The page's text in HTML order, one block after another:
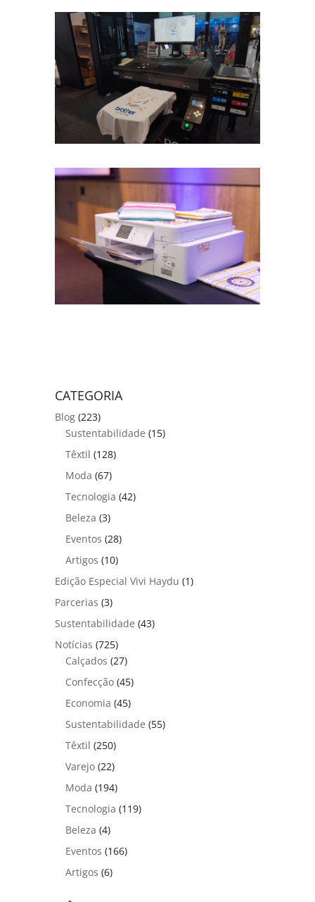
CATEGORIA
Blog (223)
Sustentabilidade (15)
Têxtil (128)
Moda (67)
Tecnologia (42)
Beleza (3)
Eventos (28)
Artigos (10)
Edição Especial Vivi Haydu (1)
Parcerias (3)
Sustentabilidade (43)
Notícias (725)
Calçados (27)
Confecção (45)
Economia (45)
Sustentabilidade (55)
Têxtil (250)
Varejo (22)
Moda (194)
Tecnologia (119)
Beleza (4)
Eventos (166)
Artigos (6)